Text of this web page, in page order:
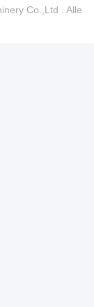
Co.,Ltd . Alle